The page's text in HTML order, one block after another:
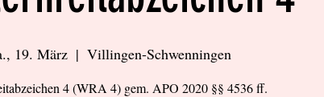
19. März
  |
Villingen-Schwenningen
4 (WRA 4) gem. APO 2020 §§ 4536 ff.